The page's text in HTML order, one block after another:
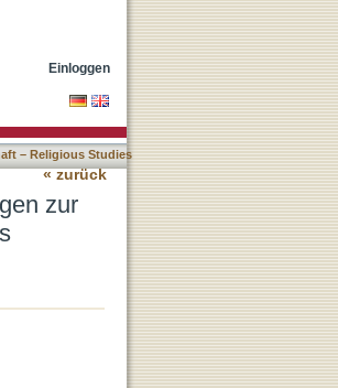
Einloggen
– Religious Studies
« zurück
zur